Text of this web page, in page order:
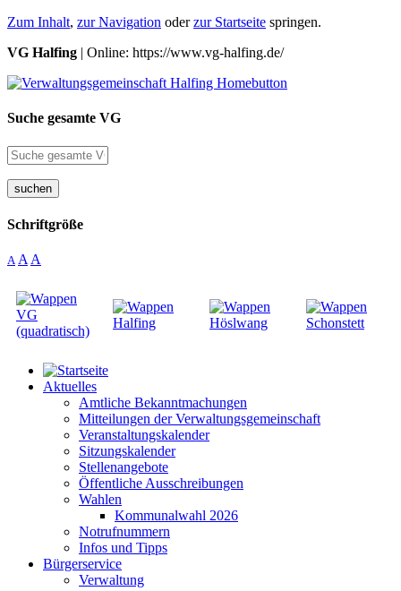
Zum Inhalt, zur Navigation oderzur Startseite springen.
VG Halfing | Online: https://www.vg-halfing.de/
Suche gesamte VG
suchen
Schriftgröße
A A A
Aktuelles
Amtliche Bekanntmachungen
Mitteilungen der Verwaltungsgemeinschaft
Veranstaltungskalender
Sitzungskalender
Stellenangebote
Öffentliche Ausschreibungen
Wahlen
Kommunalwahl 2026
Notrufnummern
Infos und Tipps
Bürgerservice
Verwaltung